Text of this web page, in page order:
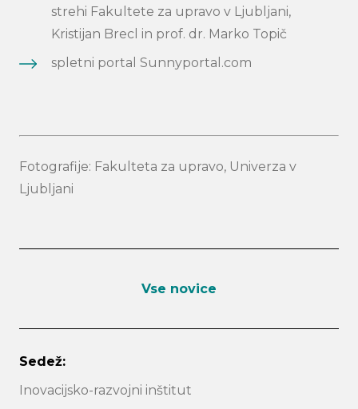
strehi Fakultete za upravo v Ljubljani,
Kristijan Brecl in prof. dr. Marko Topič
spletni portal Sunnyportal.com
Fotografije: Fakulteta za upravo, Univerza v
Ljubljani
Vse novice
Sedež:
Inovacijsko-razvojni inštitut